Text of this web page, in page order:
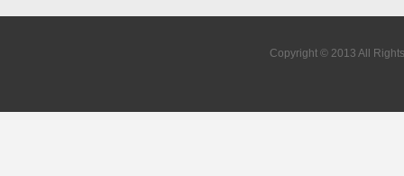
Copyright © 2013 All